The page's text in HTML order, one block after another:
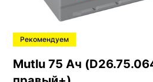
Отлично
Westa 74 Ач (правый+)